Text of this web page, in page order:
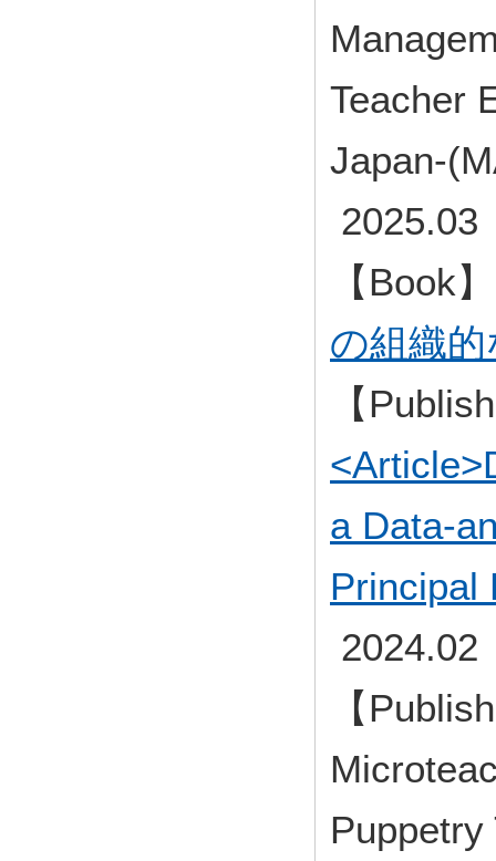
Teacher
Japan-
2025.03
【Book
の組織
【
a Data-
Principal
2024.02
【
Puppetry